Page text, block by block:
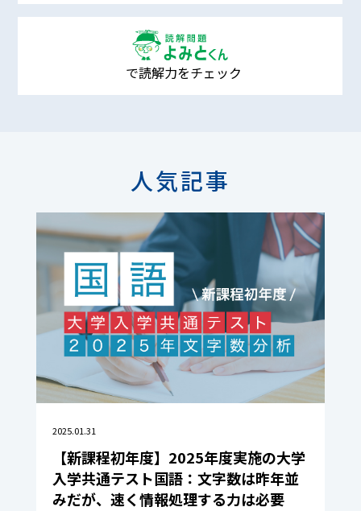
で読解力をチェック
人気記事
2025.01.31
【新課程初年度】2025年度実施の大学
入学共通テスト国語：文字数は昨年並
みだが、速く情報処理する力は必要